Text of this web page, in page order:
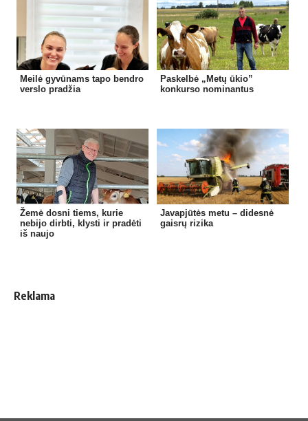
Meilė gyvūnams tapo bendro
verslo pradžia
Paskelbė „Metų ūkio”
konkurso nominantus
Žemė dosni tiems, kurie
nebijo dirbti, klysti ir pradėti
iš naujo
Javapjūtės metu – didesnė
gaisrų rizika
Reklama